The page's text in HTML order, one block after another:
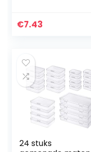
€7.43
24 stuks